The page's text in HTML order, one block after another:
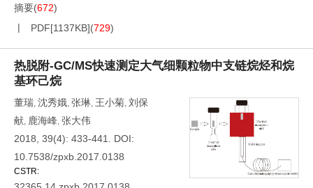
摘要(672)
PDF[1137KB](729)
热脱附-GC/MS快速测定大气细颗粒物中支链烷烃和烷
基环己烷
董瑞, 沈秀娥, 张琳, 王小菊, 刘保
献, 鹿海峰, 张大伟
2018, 39(4): 433-441.
DOI:
10.7538/zpxb.2017.0138
CSTR: